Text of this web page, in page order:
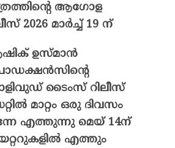
ആഗോള
2026 മാർച്ച് 19 ന്
ഉസ്മാൻ
ടൈംസ് റിലീസ്
മാറ്റം ഒരു ദിവസം
എത്തുന്നു മെയ് 14ന്
എത്തും